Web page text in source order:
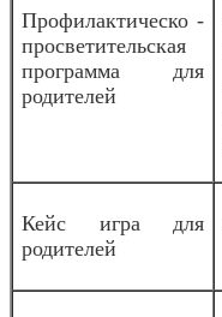
Профилактическо -
просветительская
программа для
родителей
Кейс игра для
родителей